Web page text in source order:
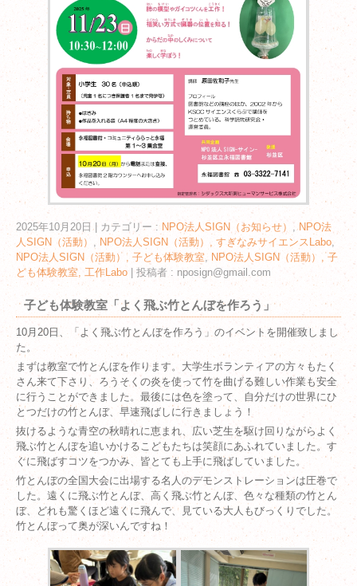
2025年10月20日 カテゴリー : NPO法人SIGN（お知らせ） , NPO法
人SIGN（活動） , NPO法人SIGN（活動）, すぎなみサイエンスLabo,
NPO法人SIGN（活動）, 子ども体験教室, NPO法人SIGN（活動）, 子
ども体験教室, 工作Labo
投稿者 : nposign@gmail.com
子ども体験教室「よく飛ぶ竹とんぼを作ろう」
10月20日、「よく飛ぶ竹とんぼを作ろう」のイベントを開催致しまし
た。
まずは教室で竹とんぼを作ります。大学生ボランティアの方々もたく
さん来て下さり、ろうそくの炎を使って竹を曲げる難しい作業も安全
に行うことができました。最後には色を塗って、自分だけの世界にひ
とつだけの竹とんぼ、早速飛ばしに行きましょう！
抜けるような青空の秋晴れに恵まれ、広い芝生を駆け回りながらよく
飛ぶ竹とんぼを追いかけるこどもたちは笑顔にあふれていました。す
ぐに飛ばすコツをつかみ、皆とても上手に飛ばしていました。
竹とんぼの全国大会に出場する名人のデモンストレーションは圧巻で
した。遠くに飛ぶ竹とんぼ、高く飛ぶ竹とんぼ、色々な種類の竹とん
ぼ、どれも驚くほど遠くに飛んで、見ている大人もびっくりでした。
竹とんぼって奥が深いんですね！